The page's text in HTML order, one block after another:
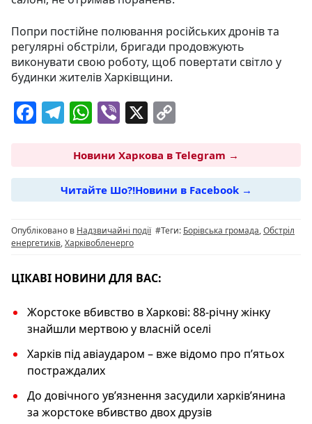
Попри постійне полювання російських дронів та
регулярні обстріли, бригади продовжують
виконувати свою роботу, щоб повертати світло у
будинки жителів Харківщини.
F
e
b
o
o
k
T
e
g
ra
m
W
at
s
A
p
p
Vi
er
X
p
y
Li
n
Новини Харкова в Telegram →
Читайте Шо?!Новини в Facebook →
Опубліковано в Надзвичайні події #Теги: Борівська громада,Обстріл
енергетиків,Харківобленерго
ЦІКАВІ НОВИНИ ДЛЯ ВАС:
Жорстоке вбивство в Харкові: 88-річну жінку
знайшли мертвою у власній оселі
Харків під авіаударом – вже відомо про п’ятьох
постраждалих
До довічного ув’язнення засудили харків’янина
за жорстоке вбивство двох друзів